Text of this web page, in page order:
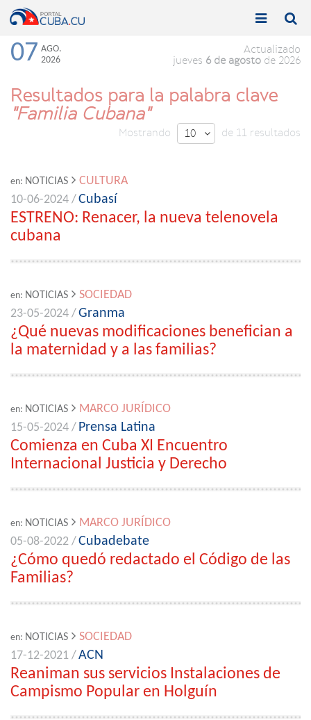
Toggle

Toggle

07 AGO.
2026
Actualizado
jueves 6 de agosto de 2026
Resultados para la palabra clave
"Familia Cubana"
Mostrando 10  de 11 resultados
en: NOTICIAS
CULTURA
10-06-2024 /Cubasí
ESTRENO: Renacer, la nueva telenovela
cubana
en: NOTICIAS
SOCIEDAD
23-05-2024 /Granma
¿Qué nuevas modificaciones benefician a
la maternidad y a las familias?
en: NOTICIAS
MARCO JURÍDICO
15-05-2024 / Prensa Latina
Comienza en Cuba XI Encuentro
Internacional Justicia y Derecho
en: NOTICIAS
MARCO JURÍDICO
05-08-2022 /Cubadebate
¿Cómo quedó redactado el Código de las
Familias?
en: NOTICIAS
SOCIEDAD
17-12-2021 /ACN
Reaniman sus servicios Instalaciones de
Campismo Popular en Holguín